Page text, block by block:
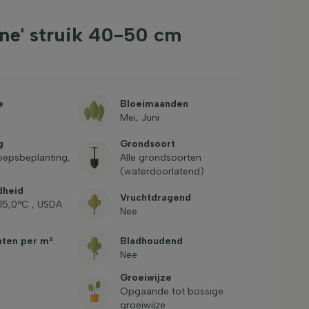
struik 40-50 cm
Bloeimaanden
Mei, Juni
Grondsoort
Alle grondsoorten
(waterdoorlatend)
, USDA
Vruchtdragend
Nee
per m²
Bladhoudend
Nee
Groeiwijze
Opgaande tot bossige
groeiwijze